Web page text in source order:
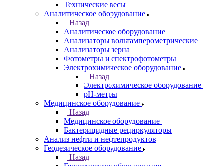
Технические весы
Аналитическое оборудование
Назад
Аналитическое оборудование
Анализаторы вольтамперометрические
Анализаторы зерна
Фотометры и спектрофотометры
Электрохимическое оборудование
Назад
Электрохимическое оборудование
pH-метры
Медицинское оборудование
Назад
Медицинское оборудование
Бактерицидные рециркуляторы
Анализ нефти и нефтепродуктов
Геодезическое оборудование
Назад